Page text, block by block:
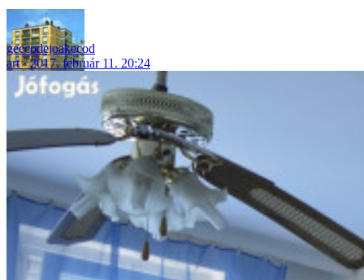
geccodejoakecod
art
2017. február 11. 20:24